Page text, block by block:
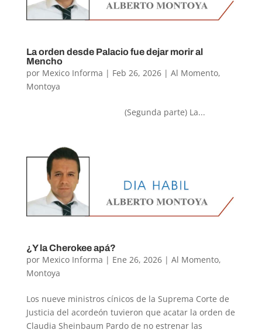
La orden desde Palacio fue dejar morir al
Mencho
por Mexico Informa | Feb 26, 2026| Al Momento,
Montoya
(Segunda parte) La...
¿Y la Cherokee apá?
por Mexico Informa | Ene 26, 2026| Al Momento,
Montoya
Los nueve ministros cínicos de la Suprema Corte de
Justicia del acordeón tuvieron que acatar la orden de
Claudia Sheinbaum Pardo de no estrenar las